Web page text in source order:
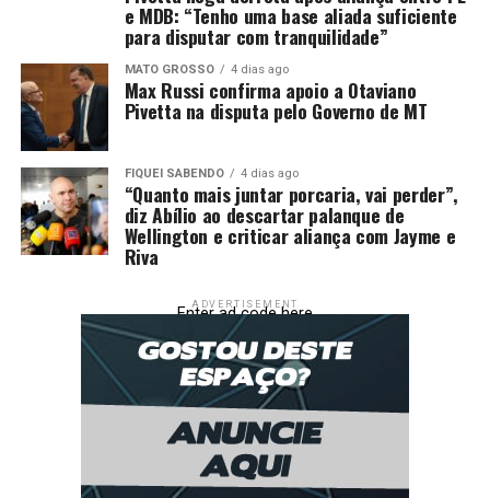
premiação de R$1.000,00. A equipe São José Hornets
garantiu a terceira colocação e recebeu R$800,00.
Tangará da Serra ficou em quarto lugar, com premiação
de R$600,00, seguida pela equipe Kodiac, em quinto
lugar, que recebeu R$500,00. Fechando a classificação
premiada, os Spartanos conquistaram a sexta colocação
e receberam R$400,00.
No feminino, a equipe Cuiabá Basquete conquistou o
Diamantino ficou com a segunda colocação e recebeu
R$1.000,00.
Comentários
3X3 BASQUETE COPA
PODERES PREFEITURA
e MDB: “Tenho uma base aliada suficiente
para disputar com tranquilidade”
MATO GROSSO 4 dias ago
Max Russi confirma apoio a Otaviano
Pivetta na disputa pelo Governo de MT
FIQUEI SABENDO 4 dias ago
“Quanto mais juntar porcaria, vai perder”,
diz Abílio ao descartar palanque de
Wellington e criticar aliança com Jayme e
Riva
ADVERTISEMENT
Enter ad code here